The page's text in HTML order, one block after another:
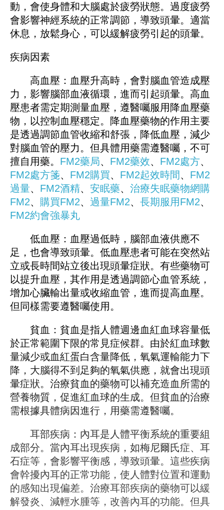
動，會使身體和大腦處於疲勞狀態。過度疲勞
會影響神經系統的正常調節，導致頭暈。適當
休息，放鬆身心，可以緩解疲勞引起的頭暈。
疾病因素
高血壓：血壓升高時，會對腦血管造成壓
力，影響腦部血液循環，進而引起頭暈。高血
壓患者需定期測量血壓，遵醫囑服用降血壓藥
物，以控制血壓穩定。降血壓藥物的作用主要
是透過調節血管收縮和舒張，降低血壓，減少
對腦血管的壓力。但具體用藥需遵醫囑，不可
擅自用藥。 FM2藥局、 FM2藥效、 FM2處方、
FM2處方箋、 FM2購買、 FM2起效時間、 FM2
過量、 FM2酒精、 安眠藥、 治療失眠藥物網購
FM2、 購買FM2、 過量FM2、 長期服用FM2、
FM2約會強暴丸
低血壓：血壓過低時，腦部血液供應不
足，也會導致頭暈。低血壓患者可能在突然站
立或長時間站立後出現頭暈症狀。有些藥物可
以提升血壓，其作用是透過調節心血管系統，
增加心臟輸出量或收縮血管，進而提高血壓。
但同樣需要遵醫囑使用。
貧血：貧血是指人體​​週邊血紅血球容量低
於正常範圍下限的常見症候群。由於紅血球數
量減少或血紅蛋白含量降低，氧氣運輸能力下
降，大腦得不到足夠的氧氣供應，就會出現頭
暈症狀。治療貧血的藥物可以補充造血所需的
營養物質，促進紅血球的生成。但貧血的治療
需根據具體病因進行，用藥需遵醫囑。
耳部疾病：內耳是人體平衡系統的重要組
成部分。當內耳出現疾病，如梅尼爾氏症、耳
石症等，會影響平衡感，導致頭暈。這些疾病
會幹擾內耳的正常功能，使人體對位置和運動
的感知出現偏差。治療耳部疾病的藥物可以緩
解發炎、減輕水腫等，改善內耳的功能。但具